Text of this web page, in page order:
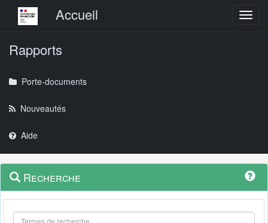
Menu principalAccueil
Rapports
Porte-documents
Nouveautés
Aide
Navigation
outils
Menu
contextuel
Recherche